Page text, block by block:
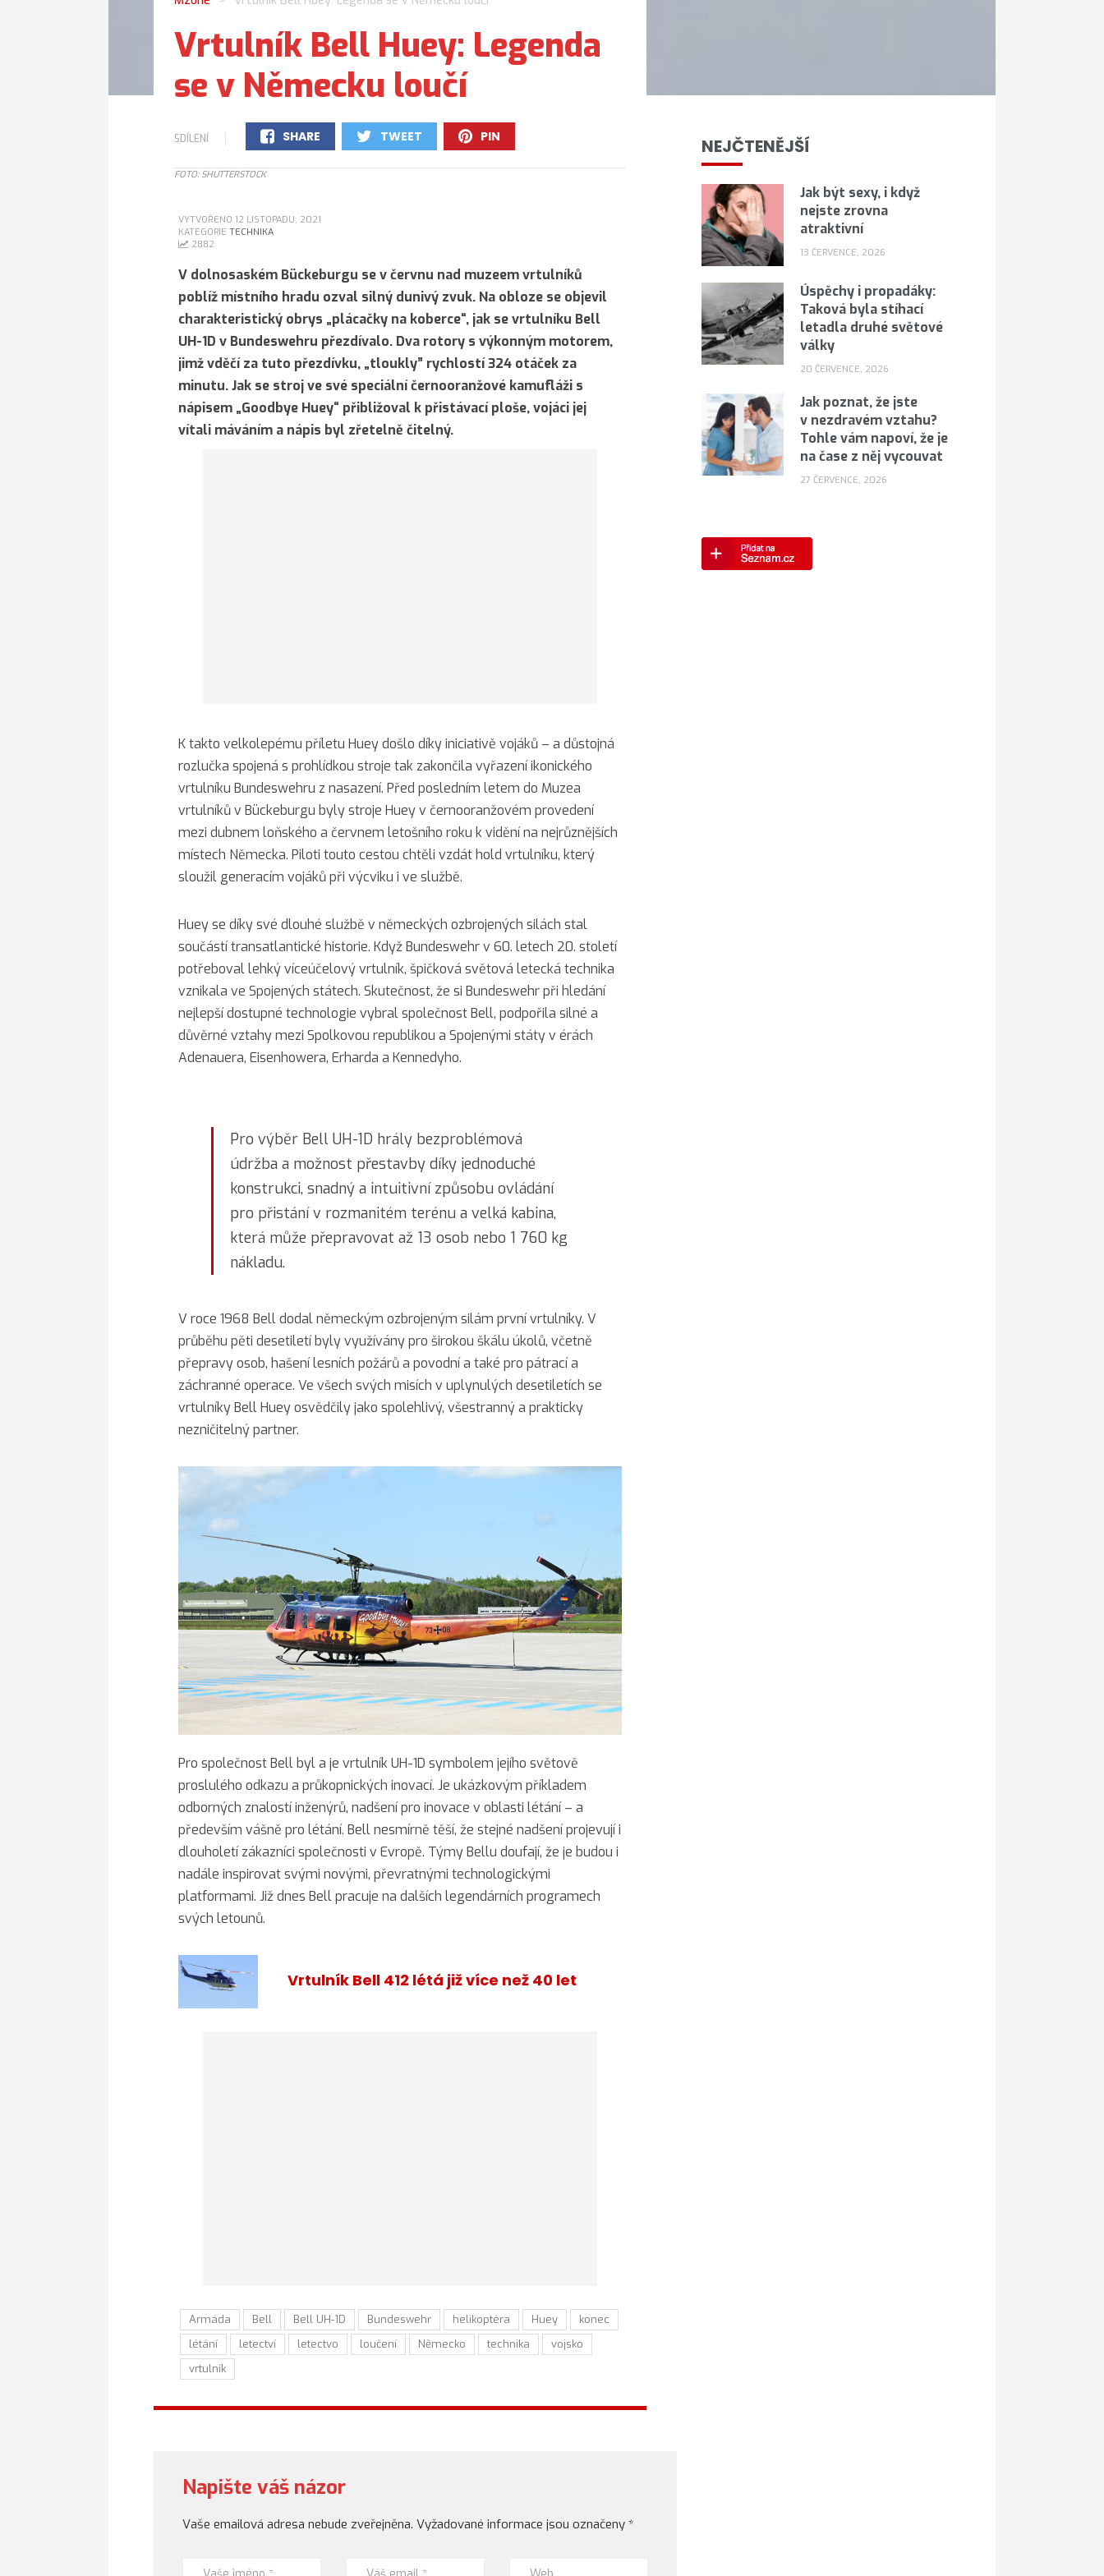
Vrtulník Bell Huey: Legenda
se v Německu loučí
SDÍLENÍ
SHARE
0
TWEET
0
PIN
0
FOTO: SHUTTERSTOCK
VYTVOŘENO 12 LISTOPADU, 2021
KATEGORIE TECHNIKA
2882
V dolnosaském Bückeburgu se v červnu nad muzeem vrtulníků
poblíž místního hradu ozval silný dunivý zvuk. Na obloze se objevil
charakteristický obrys „plácačky na koberce“, jak se vrtulníku Bell
UH-1D v Bundeswehru přezdívalo. Dva rotory s výkonným motorem,
jimž vděčí za tuto přezdívku, „tloukly” rychlostí 324 otáček za
minutu. Jak se stroj ve své speciální černooranžové kamufláži s
nápisem „Goodbye Huey“ přibližoval k přistávací ploše, vojáci jej
vítali máváním a nápis byl zřetelně čitelný.
K takto velkolepému příletu Huey došlo díky iniciativě vojáků – a důstojná
rozlučka spojená s prohlídkou stroje tak zakončila vyřazení ikonického
vrtulníku Bundeswehru z nasazení. Před posledním letem do Muzea
vrtulníků v Bückeburgu byly stroje Huey v černooranžovém provedení
mezi dubnem loňského a červnem letošního roku k vidění na nejrůznějších
místech Německa. Piloti touto cestou chtěli vzdát hold vrtulníku, který
sloužil generacím vojáků při výcviku i ve službě.
Huey se díky své dlouhé službě v německých ozbrojených silách stal
součástí transatlantické historie. Když Bundeswehr v 60. letech 20. století
potřeboval lehký víceúčelový vrtulník, špičková světová letecká technika
vznikala ve Spojených státech. Skutečnost, že si Bundeswehr při hledání
nejlepší dostupné technologie vybral společnost Bell, podpořila silné a
důvěrné vztahy mezi Spolkovou republikou a Spojenými státy v érách
Adenauera, Eisenhowera, Erharda a Kennedyho.
Pro výběr Bell UH-1D hrály bezproblémová
údržba a možnost přestavby díky jednoduché
konstrukci, snadný a intuitivní způsobu ovládání
pro přistání v rozmanitém terénu a velká kabina,
která může přepravovat až 13 osob nebo 1 760 kg
nákladu.
V roce 1968 Bell dodal německým ozbrojeným silám první vrtulníky. V
průběhu pěti desetiletí byly využívány pro širokou škálu úkolů, včetně
přepravy osob, hašení lesních požárů a povodní a také pro pátrací a
záchranné operace. Ve všech svých misích v uplynulých desetiletích se
vrtulníky Bell Huey osvědčily jako spolehlivý, všestranný a prakticky
nezničitelný partner.
Pro společnost Bell byl a je vrtulník UH-1D symbolem jejího světově
proslulého odkazu a průkopnických inovací. Je ukázkovým příkladem
odborných znalostí inženýrů, nadšení pro inovace v oblasti létání – a
především vášně pro létání. Bell nesmírně těší, že stejné nadšení projevují i
dlouholetí zákazníci společnosti v Evropě. Týmy Bellu doufají, že je budou i
nadále inspirovat svými novými, převratnými technologickými
platformami. Již dnes Bell pracuje na dalších legendárních programech
svých letounů.
Vrtulník Bell 412 létá již více než 40 let
Armáda Bell Bell UH-1D Bundeswehr helikoptéra Huey
konec
létání
letectví letectvo loučení Německo technika
vojsko
vrtulník
Napište váš názor
Vaše emailová adresa nebude zveřejněna. Vyžadované informace jsou označeny *
NEJČTENĚJŠÍ
Jak být sexy, i když
nejste zrovna
atraktivní
13 ČERVENCE, 2026
Úspěchy i propadáky:
Taková byla stíhací
letadla druhé světové
války
20 ČERVENCE, 2026
Jak poznat, že jste
v nezdravém vztahu?
Tohle vám napoví, že je
na čase z něj vycouvat
27 ČERVENCE, 2026